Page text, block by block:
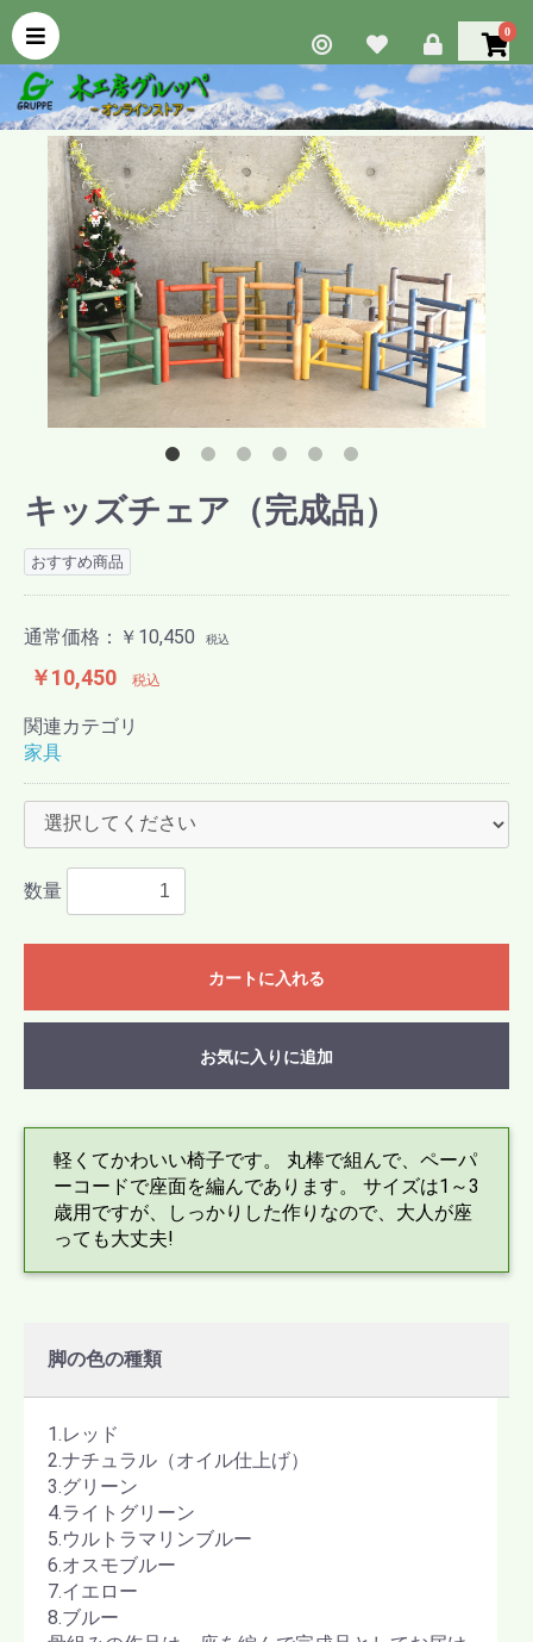
0
キッズチェア（完成品）
おすすめ商品
通常価格： ￥10,450 税込
￥10,450 税込
関連カテゴリ
家具
数量
カートに入れる
お気に入りに追加
軽くてかわいい椅子です。 丸棒で組んで、ペーパ
ーコードで座面を編んであります。 サイズは1～3
歳用ですが、しっかりした作りなので、大人が座
っても大丈夫!
脚の色の種類
1.レッド
2.ナチュラル（オイル仕上げ）
3.グリーン
4.ライトグリーン
5.ウルトラマリンブルー
6.オスモブルー
7.イエロー
8.ブルー